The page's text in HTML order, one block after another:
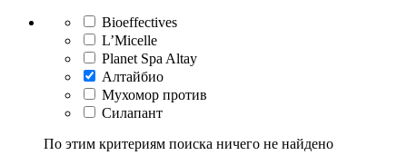
Bioeffectives
L’Micelle
Planet Spa Altay
Алтайбио
Мухомор против
Силапант
По этим критериям поиска ничего не найдено